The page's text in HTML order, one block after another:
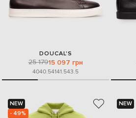
DOUCAL'S
25 17915 097 грн
4040.54141.543.5
NEW
- 49%
NEW